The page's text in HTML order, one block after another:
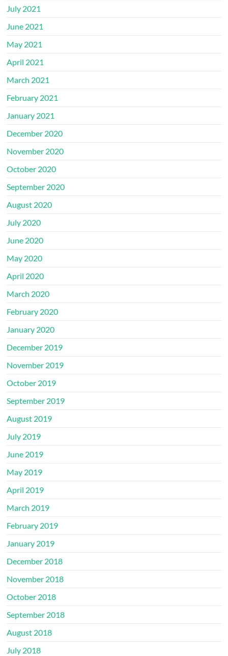
July 2021
June 2021
May 2021
April 2021
March 2021
February 2021
January 2021
December 2020
November 2020
October 2020
September 2020
August 2020
July 2020
June 2020
May 2020
April 2020
March 2020
February 2020
January 2020
December 2019
November 2019
October 2019
September 2019
August 2019
July 2019
June 2019
May 2019
April 2019
March 2019
February 2019
January 2019
December 2018
November 2018
October 2018
September 2018
August 2018
July 2018